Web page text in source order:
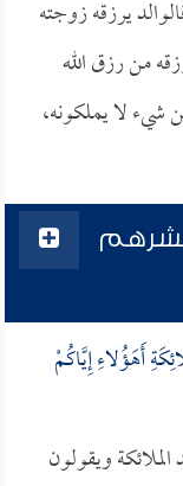
يرزقه زوجته
من رزق الله
شيء لا يملكونه،
أَهَؤُلاءِ إِيَّاكُمْ
ويقولون